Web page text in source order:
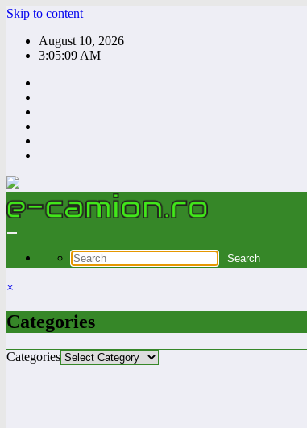
Skip to content
August 10, 2026
3:05:10 AM
×
Categories
Categories